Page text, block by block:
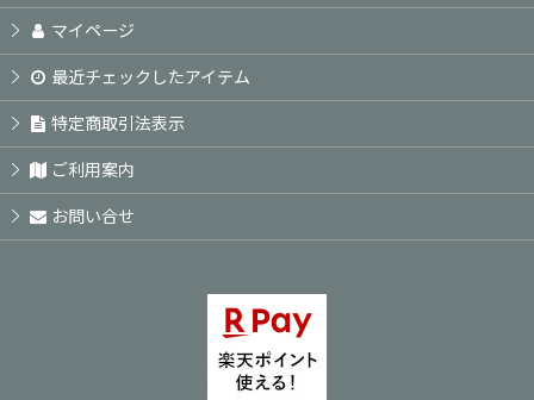
マイページ
最近チェックしたアイテム
特定商取引法表示
ご利用案内
お問い合せ